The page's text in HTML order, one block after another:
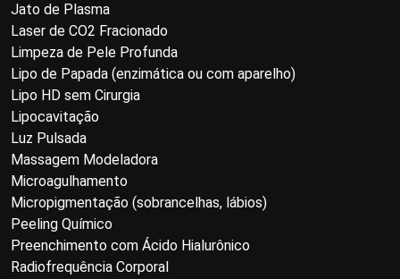
Jato de Plasma
Laser de CO2 Fracionado
Limpeza de Pele Profunda
Lipo de Papada (enzimática ou com aparelho)
Lipo HD sem Cirurgia
Lipocavitação
Luz Pulsada
Massagem Modeladora
Microagulhamento
Micropigmentação (sobrancelhas, lábios)
Peeling Químico
Preenchimento com Ácido Hialurônico
Radiofrequência Corporal